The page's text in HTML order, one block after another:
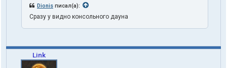
Dionis писал(а):
Сразу у видно консольного дауна
Link